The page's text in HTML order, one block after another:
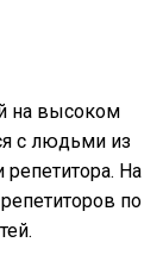
на высоком
с людьми из
репетитора. На
по